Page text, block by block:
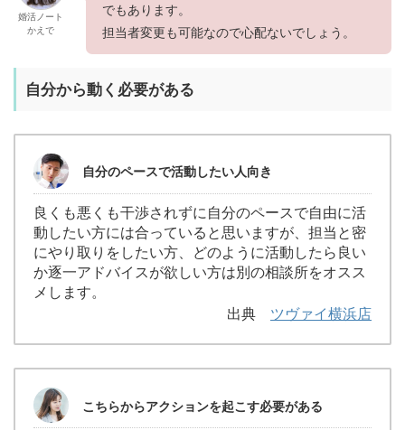
婚活ノート
かえで
でもあります。
担当者変更も可能なので心配ないでしょう。
自分から動く必要がある
自分のペースで活動したい人向き
良くも悪くも干渉されずに自分のペースで自由に活
動したい方には合っていると思いますが、担当と密
にやり取りをしたい方、どのように活動したら良い
か逐一アドバイスが欲しい方は別の相談所をオスス
メします。
出典 ツヴァイ横浜店
こちらからアクションを起こす必要がある